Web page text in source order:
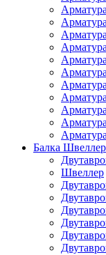
Балка Швеллер
Швеллер